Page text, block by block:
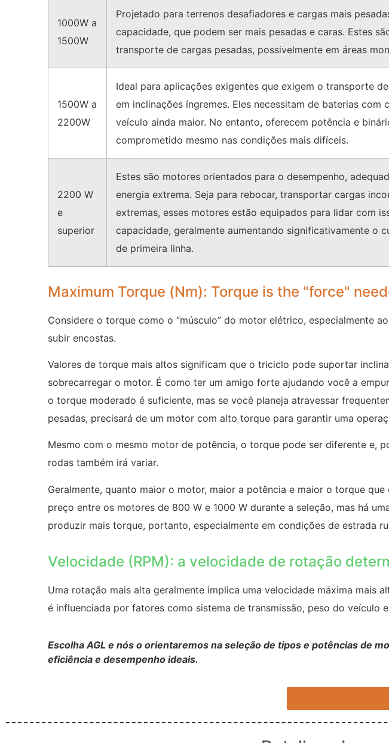
1000W a
1500W
Projetado para terrenos desafiadores e cargas mais
capacidade, que podem ser mais pesadas e caras. Estes
transporte de cargas pesadas, possivelmente em áreas
1500W a
2200W
Ideal para aplicações exigentes que exigem o transporte
em inclinações íngremes. Eles necessitam de baterias
veículo ainda maior. No entanto, oferecem potência e
comprometido mesmo nas condições mais difíceis.
2200 W
e
superior
Estes são motores orientados para o desempenho,
energia extrema. Seja para rebocar, transportar cargas
extremas, esses motores estão equipados para lidar com
capacidade, geralmente aumentando significativamente o
de primeira linha.
Maximum Torque (Nm): Torque is the "force"
Considere o torque como o “músculo” do motor elétrico, especialmente
subir encostas.
Valores de torque mais altos significam que o triciclo pode suportar
sobrecarregar o motor. É como ter um amigo forte ajudando você a
o torque moderado é suficiente, mas se você planeja atravessar
pesadas, precisará de um motor com alto torque para garantir uma
Mesmo com o mesmo motor de potência, o torque pode ser diferente e,
rodas também irá variar.
Geralmente, quanto maior o motor, maior a potência e maior o torque
preço entre os motores de 800 W e 1000 W durante a seleção, mas há
produzir mais torque, portanto, especialmente em condições de estrada
Velocidade (RPM): a velocidade de rotação
Uma rotação mais alta geralmente implica uma velocidade máxima mais
é influenciada por fatores como sistema de transmissão, peso do veículo
Escolha AGL e nós o orientaremos na seleção de tipos e potências de
eficiência e desempenho ideais.